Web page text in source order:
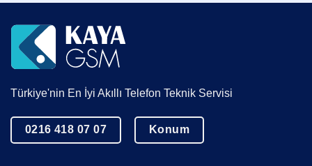
Türkiye'nin En İyi Akıllı Telefon Teknik Servisi
0216 418 07 07 Konum